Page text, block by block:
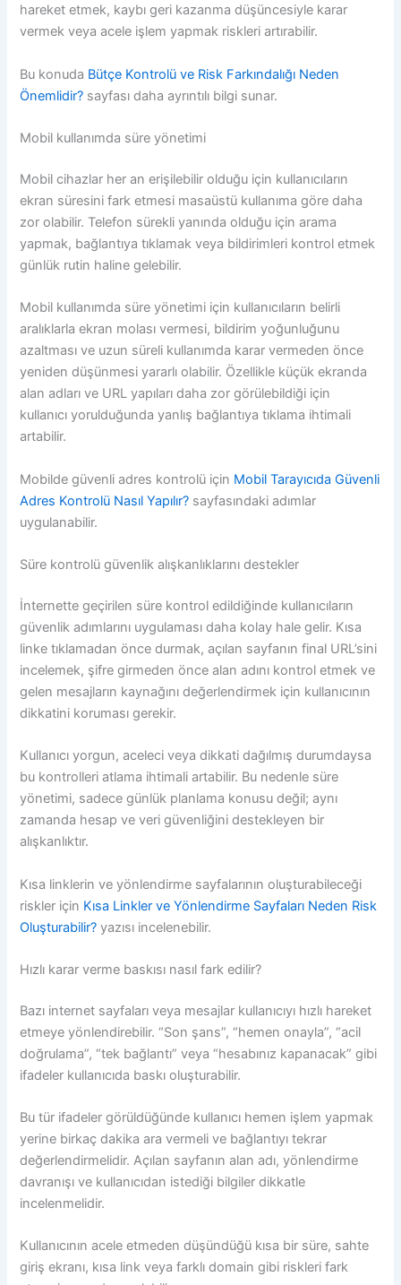
hareket etmek, kaybı geri kazanma düşüncesiyle karar
vermek veya acele işlem yapmak riskleri artırabilir.
Bu konuda Bütçe Kontrolü ve Risk Farkındalığı Neden
Önemlidir? sayfası daha ayrıntılı bilgi sunar.
Mobil kullanımda süre yönetimi
Mobil cihazlar her an erişilebilir olduğu için kullanıcıların
ekran süresini fark etmesi masaüstü kullanıma göre daha
zor olabilir. Telefon sürekli yanında olduğu için arama
yapmak, bağlantıya tıklamak veya bildirimleri kontrol etmek
günlük rutin haline gelebilir.
Mobil kullanımda süre yönetimi için kullanıcıların belirli
aralıklarla ekran molası vermesi, bildirim yoğunluğunu
azaltması ve uzun süreli kullanımda karar vermeden önce
yeniden düşünmesi yararlı olabilir. Özellikle küçük ekranda
alan adları ve URL yapıları daha zor görülebildiği için
kullanıcı yorulduğunda yanlış bağlantıya tıklama ihtimali
artabilir.
Mobilde güvenli adres kontrolü için Mobil Tarayıcıda Güvenli
Adres Kontrolü Nasıl Yapılır? sayfasındaki adımlar
uygulanabilir.
Süre kontrolü güvenlik alışkanlıklarını destekler
İnternette geçirilen süre kontrol edildiğinde kullanıcıların
güvenlik adımlarını uygulaması daha kolay hale gelir. Kısa
linke tıklamadan önce durmak, açılan sayfanın final URL’sini
incelemek, şifre girmeden önce alan adını kontrol etmek ve
gelen mesajların kaynağını değerlendirmek için kullanıcının
dikkatini koruması gerekir.
Kullanıcı yorgun, aceleci veya dikkati dağılmış durumdaysa
bu kontrolleri atlama ihtimali artabilir. Bu nedenle süre
yönetimi, sadece günlük planlama konusu değil; aynı
zamanda hesap ve veri güvenliğini destekleyen bir
alışkanlıktır.
Kısa linklerin ve yönlendirme sayfalarının oluşturabileceği
riskler için Kısa Linkler ve Yönlendirme Sayfaları Neden Risk
Oluşturabilir? yazısı incelenebilir.
Hızlı karar verme baskısı nasıl fark edilir?
Bazı internet sayfaları veya mesajlar kullanıcıyı hızlı hareket
etmeye yönlendirebilir. “Son şans”, “hemen onayla”, “acil
doğrulama”, “tek bağlantı” veya “hesabınız kapanacak” gibi
ifadeler kullanıcıda baskı oluşturabilir.
Bu tür ifadeler görüldüğünde kullanıcı hemen işlem yapmak
yerine birkaç dakika ara vermeli ve bağlantıyı tekrar
değerlendirmelidir. Açılan sayfanın alan adı, yönlendirme
davranışı ve kullanıcıdan istediği bilgiler dikkatle
incelenmelidir.
Kullanıcının acele etmeden düşündüğü kısa bir süre, sahte
giriş ekranı, kısa link veya farklı domain gibi riskleri fark